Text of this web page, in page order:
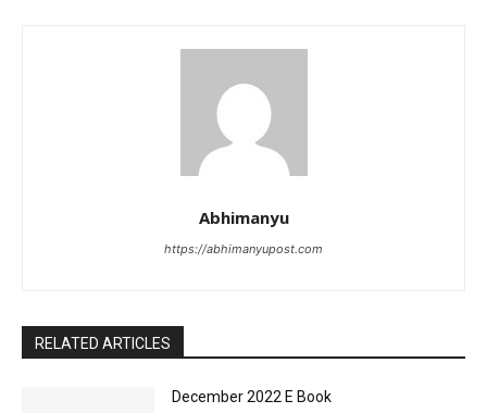
Abhimanyu
https://abhimanyupost.com
RELATED ARTICLES
December 2022 E Book